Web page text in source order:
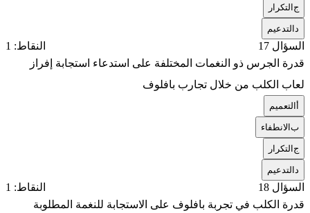
جالتكرار
التدعيم
السؤال 17
النقاط: 1
قدرة الجرس ذو النغمات المختلفة على استدعاء استجابة إفراز
لعاب الكلب من خلال تجارب بافلوف
التعميم
بالانطفاء
جالتكرار
التدعيم
السؤال 18
النقاط: 1
قدرة الكلب في تجربة بافلوف على الاستجابة للنغمة المطلوبة